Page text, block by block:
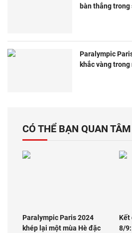
bàn thắng trong
Paralympic
khắc vàng
CÓ THỂ BẠN QUAN TÂM
Paralympic Paris 2024
khép lại một mùa Hè đặc
Kết
8/